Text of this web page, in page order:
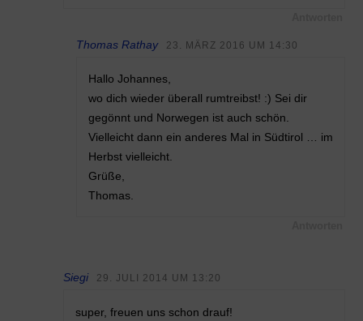
Thomas Rathay 23. MÄRZ 2016 UM 14:30
Hallo Johannes,
wo dich wieder überall rumtreibst! :) Sei dir
gegönnt und Norwegen ist auch schön.
Vielleicht dann ein anderes Mal in Südtirol … im
Herbst vielleicht.
Grüße,
Thomas.
Siegi 29. JULI 2014 UM 13:20
super, freuen uns schon drauf!